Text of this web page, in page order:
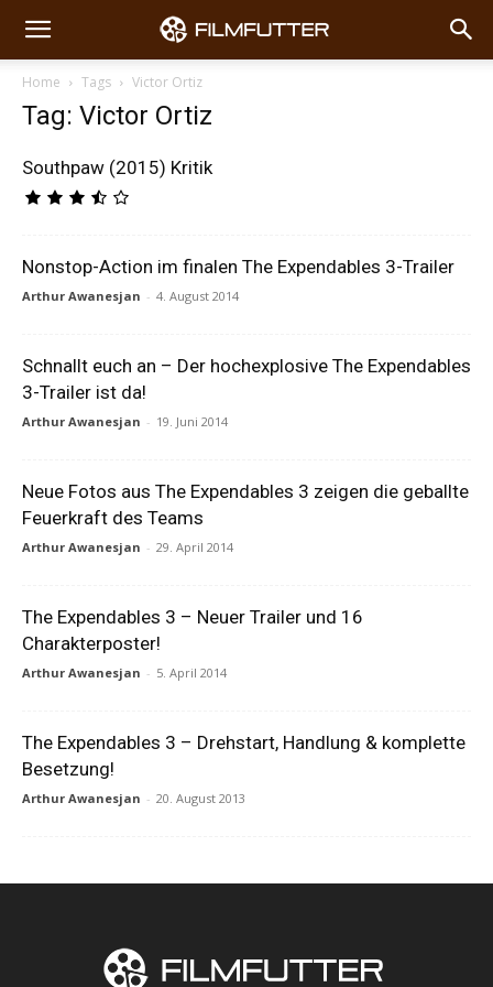
Home Tags Victor Ortiz
Tag: Victor Ortiz
Southpaw (2015) Kritik
Nonstop-Action im finalen The Expendables 3-Trailer
Arthur Awanesjan - 4. August 2014
Schnallt euch an – Der hochexplosive The Expendables
3-Trailer ist da!
Arthur Awanesjan - 19. Juni 2014
Neue Fotos aus The Expendables 3 zeigen die geballte
Feuerkraft des Teams
Arthur Awanesjan - 29. April 2014
The Expendables 3 – Neuer Trailer und 16
Charakterposter!
Arthur Awanesjan - 5. April 2014
The Expendables 3 – Drehstart, Handlung & komplette
Besetzung!
Arthur Awanesjan - 20. August 2013